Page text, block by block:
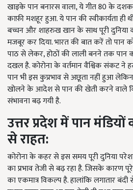
खाइके पान बनारस वाला, ये गीत 80 के
काफ़ी मशहूर हुआ. ये पान की स्वीकार्यता ही
बच्चन और शाहरुख खान के साथ पूरी दुनिया
मजबूर कर दिया. भारत की बात करें तो पान
पाठ से लेकर, होठों की लाली बनने तक पान
दखल है. कोरोना के वर्तमान वैश्विक संकट ने
पान भी इस कुप्रभाव से अछूता नहीं हुआ
खोलने के आदेश से पान की खेती करने वाले
संभावना बढ़ गयी है.
उत्तर प्रदेश में पान
से राहत:
कोरोना के कहर से इस समय पूरी दुनिया
का प्रभाव तेजी से बढ़ रहा है. जिसके कारण
का एकमात्र विकल्प है. हालांकि लगातार बंदी